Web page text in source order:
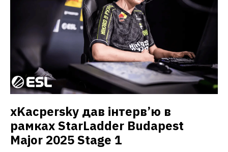
xKacpersky дав інтерв’ю в
рамках StarLadder Budapest
Major 2025 Stage 1